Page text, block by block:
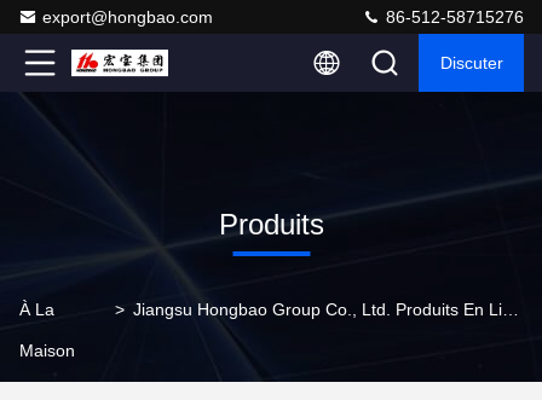
export@hongbao.com 86-512-58715276
Discuter
Produits
À La
Maison
>